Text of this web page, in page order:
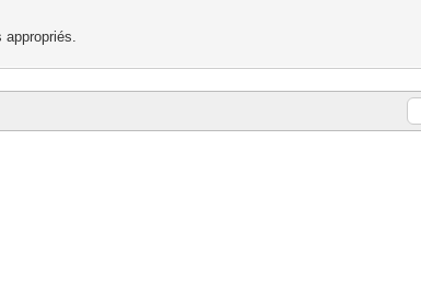
appropriés.